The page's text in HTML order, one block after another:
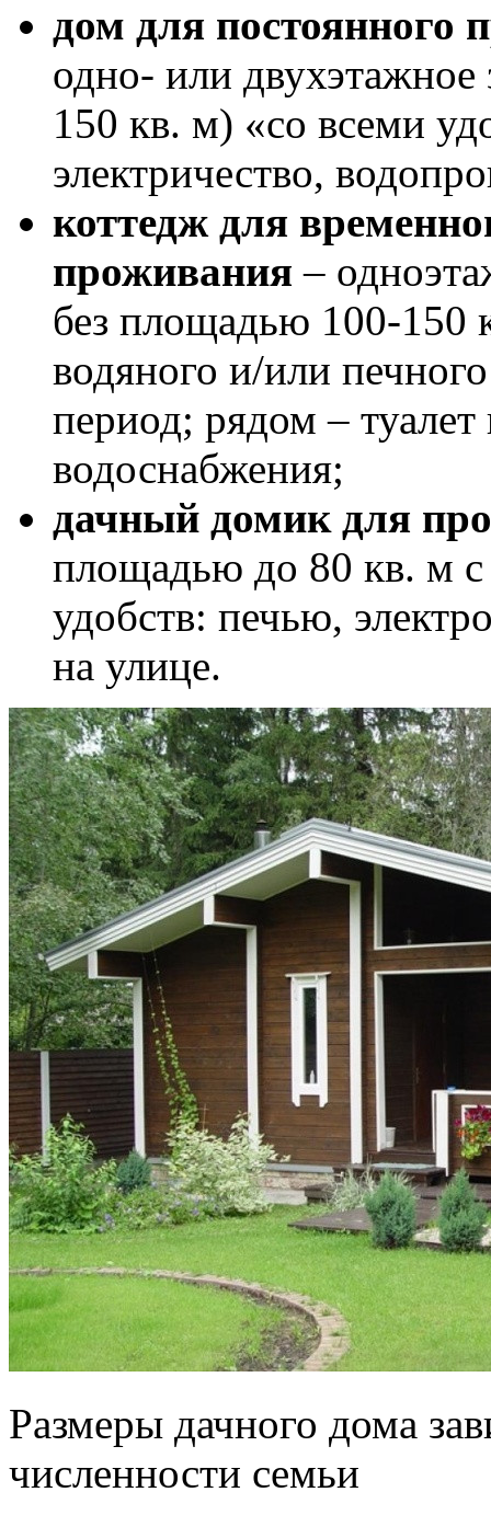
дом для постоянного
одно- или двухэтажное
150 кв. м) «со всеми
электричество,
коттедж для
проживания –
без площадью 100-150
водяного и/или
период; рядом –
водоснабжения;
дачный домик для
площадью до 80 кв. м
удобств: печью,
на улице.
Размеры дачного дома
численности семьи